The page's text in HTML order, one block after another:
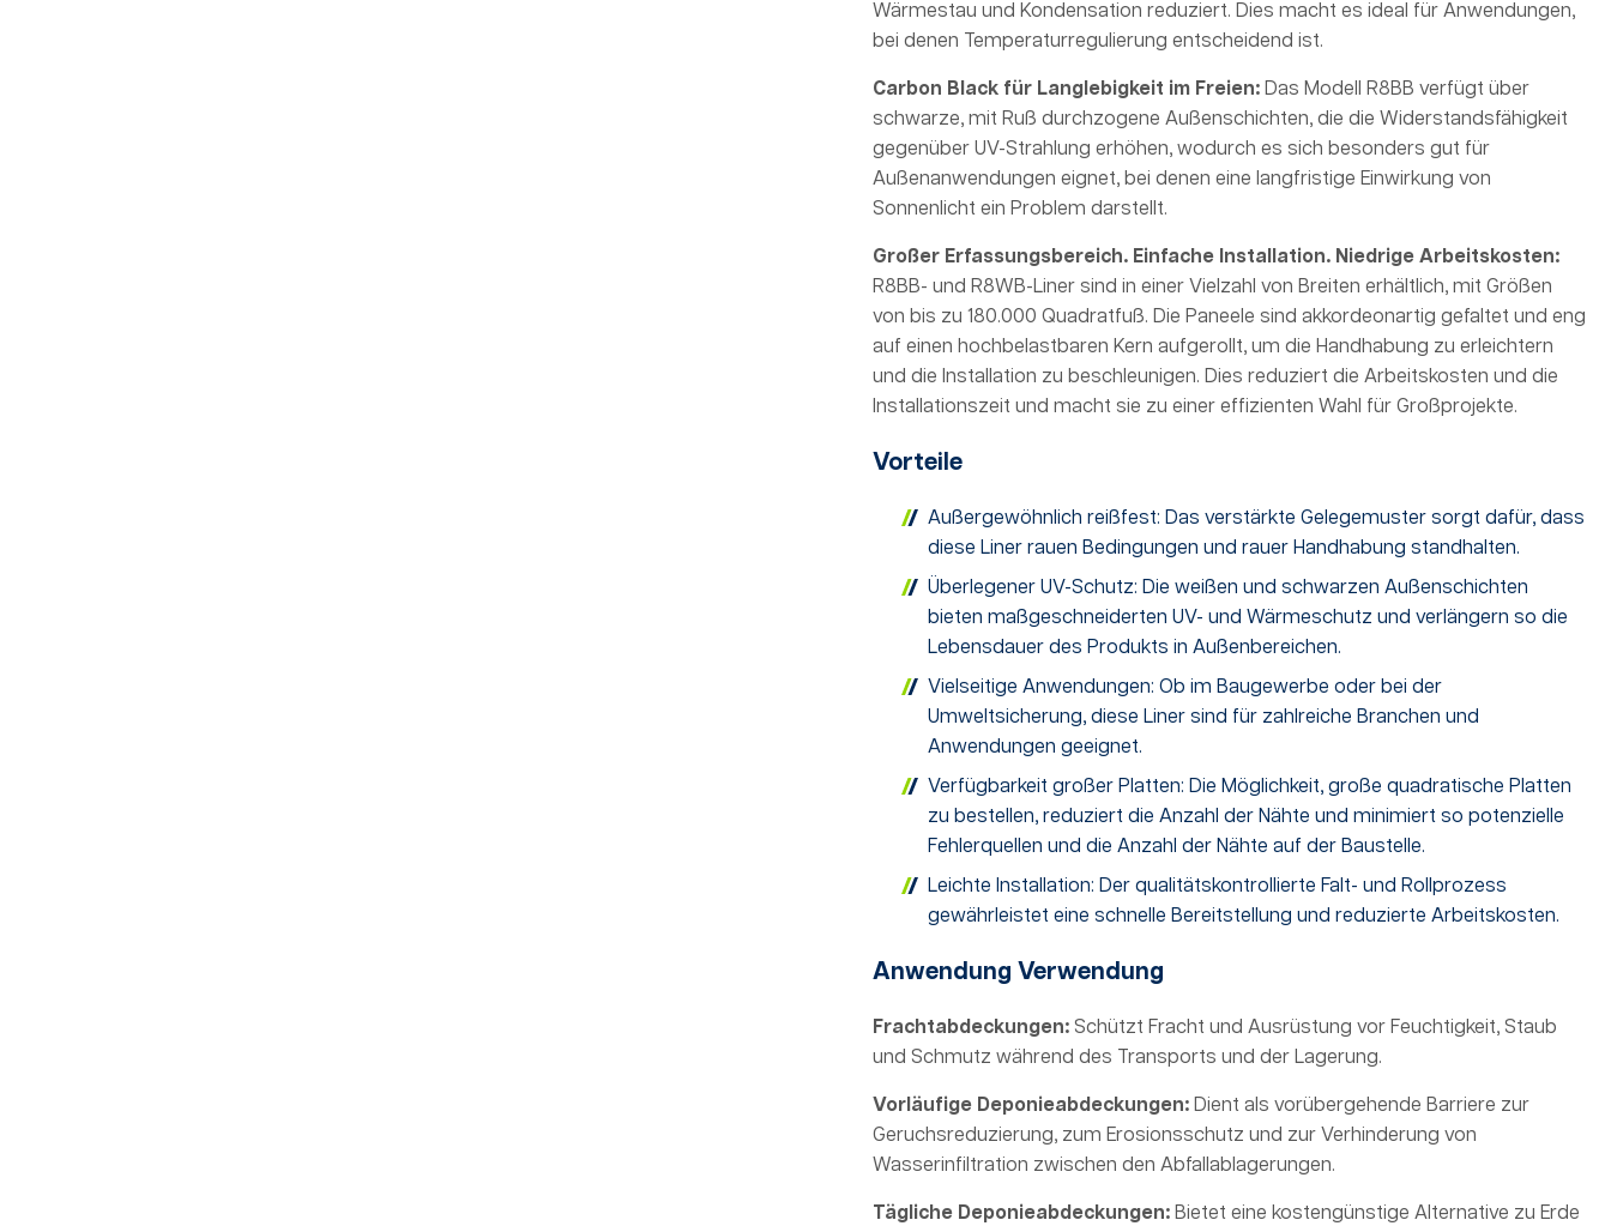
Wärmestau und Kondensation reduziert. Dies macht es ideal für Anwendungen,
bei denen Temperaturregulierung entscheidend ist.
Carbon Black für Langlebigkeit im Freien: Das Modell R8BB verfügt über
schwarze, mit Ruß durchzogene Außenschichten, die die Widerstandsfähigkeit
gegenüber UV-Strahlung erhöhen, wodurch es sich besonders gut für
Außenanwendungen eignet, bei denen eine langfristige Einwirkung von
Sonnenlicht ein Problem darstellt.
Großer Erfassungsbereich. Einfache Installation. Niedrige Arbeitskosten:
R8BB- und R8WB-Liner sind in einer Vielzahl von Breiten erhältlich, mit Größen
von bis zu 180.000 Quadratfuß. Die Paneele sind akkordeonartig gefaltet und eng
auf einen hochbelastbaren Kern aufgerollt, um die Handhabung zu erleichtern
und die Installation zu beschleunigen. Dies reduziert die Arbeitskosten und die
Installationszeit und macht sie zu einer effizienten Wahl für Großprojekte.
Vorteile
Außergewöhnlich reißfest: Das verstärkte Gelegemuster sorgt dafür, dass
diese Liner rauen Bedingungen und rauer Handhabung standhalten.
Überlegener UV-Schutz: Die weißen und schwarzen Außenschichten
bieten maßgeschneiderten UV- und Wärmeschutz und verlängern so die
Lebensdauer des Produkts in Außenbereichen.
Vielseitige Anwendungen: Ob im Baugewerbe oder bei der
Umweltsicherung, diese Liner sind für zahlreiche Branchen und
Anwendungen geeignet.
Verfügbarkeit großer Platten: Die Möglichkeit, große quadratische Platten
zu bestellen, reduziert die Anzahl der Nähte und minimiert so potenzielle
Fehlerquellen und die Anzahl der Nähte auf der Baustelle.
Leichte Installation: Der qualitätskontrollierte Falt- und Rollprozess
gewährleistet eine schnelle Bereitstellung und reduzierte Arbeitskosten.
Anwendung Verwendung
Frachtabdeckungen: Schützt Fracht und Ausrüstung vor Feuchtigkeit, Staub
und Schmutz während des Transports und der Lagerung.
Vorläufige Deponieabdeckungen: Dient als vorübergehende Barriere zur
Geruchsreduzierung, zum Erosionsschutz und zur Verhinderung von
Wasserinfiltration zwischen den Abfallablagerungen.
Tägliche Deponieabdeckungen: Bietet eine kostengünstige Alternative zu Erde